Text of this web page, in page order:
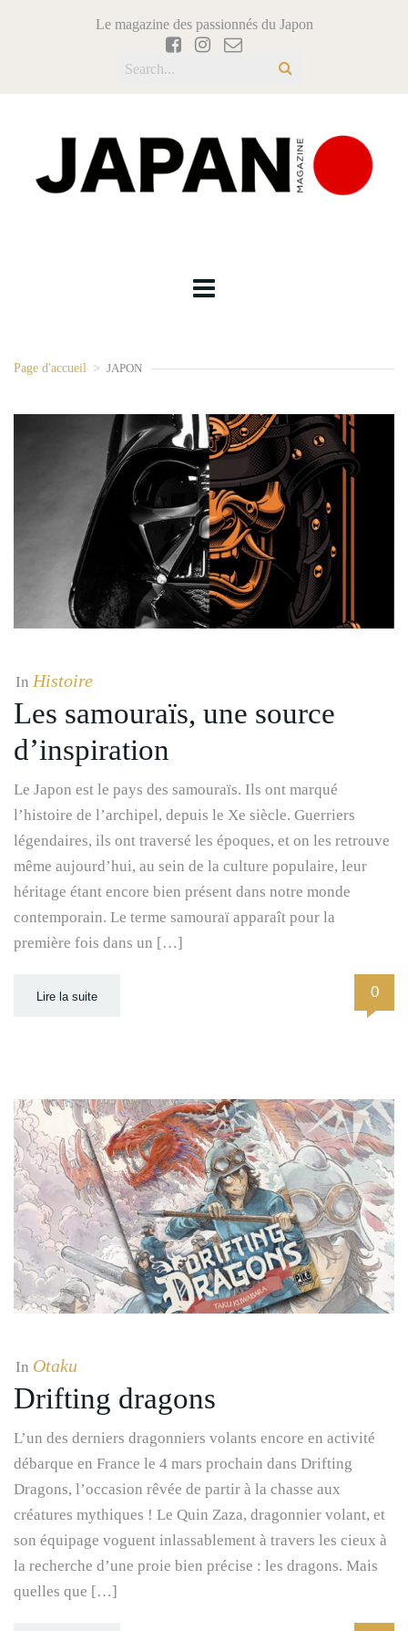
Le magazine des passionnés du Japon
Page d'accueil > JAPON
In Histoire
Les samouraïs, une source
d’inspiration
Le Japon est le pays des samouraïs. Ils ont marqué
l’histoire de l’archipel, depuis le Xe siècle. Guerriers
légendaires, ils ont traversé les époques, et on les retrouve
même aujourd’hui, au sein de la culture populaire, leur
héritage étant encore bien présent dans notre monde
contemporain. Le terme samouraï apparaît pour la
première fois dans un […]
Lire la suite 0
In Otaku
Drifting dragons
L’un des derniers dragonniers volants encore en activité
débarque en France le 4 mars prochain dans Drifting
Dragons, l’occasion rêvée de partir à la chasse aux
créatures mythiques ! Le Quin Zaza, dragonnier volant, et
son équipage voguent inlassablement à travers les cieux à
la recherche d’une proie bien précise : les dragons. Mais
quelles que […]